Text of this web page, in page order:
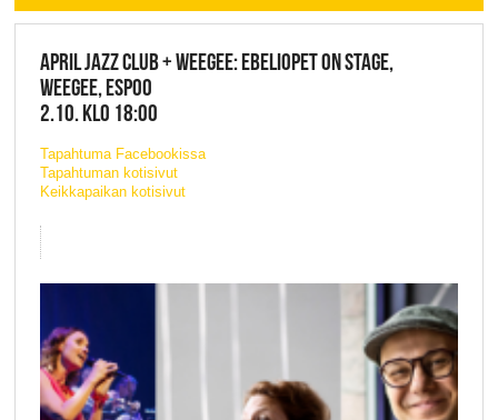
APRIL JAZZ CLUB + WEEGEE: EBELIOPET ON STAGE,
WEEGEE, ESPOO
2.10. KLO 18:00
Tapahtuma Facebookissa
Tapahtuman kotisivut
Keikkapaikan kotisivut